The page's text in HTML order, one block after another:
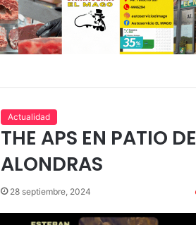
Actualidad
THE APS EN PATIO DE
ALONDRAS
28 septiembre, 2024